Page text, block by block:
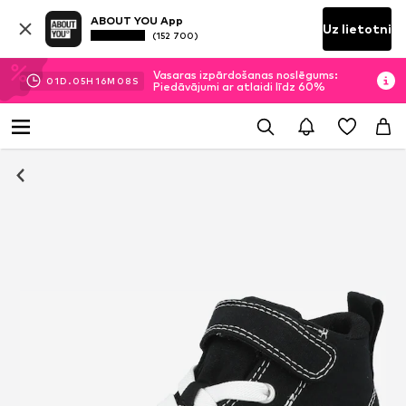
ABOUT YOU App
(152 700) Uz lietotni
01D. 05H 16M 07 S
Vasaras izpārdošanas noslēgums:
Piedāvājumi ar atlaidi līdz 60%